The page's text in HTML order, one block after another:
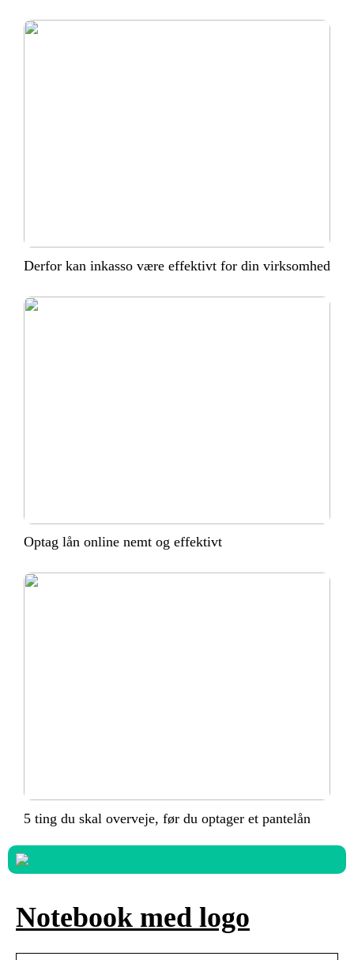
Derfor kan inkasso være effektivt for din virksomhed
Optag lån online nemt og effektivt
5 ting du skal overveje, før du optager et pantelån
Notebook med logo